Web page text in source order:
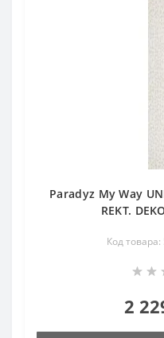
Paradyz My Way
REKT.
Код
2